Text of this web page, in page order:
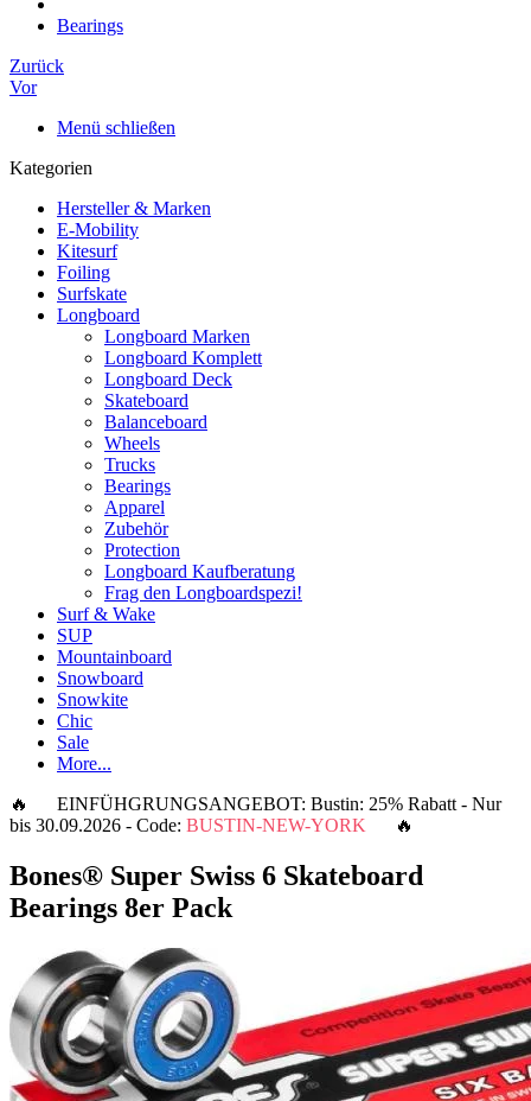
Bearings
Zurück
Vor
Menü schließen
Kategorien
Hersteller & Marken
E-Mobility
Kitesurf
Foiling
Surfskate
Longboard
Longboard Marken
Longboard Komplett
Longboard Deck
Skateboard
Balanceboard
Wheels
Trucks
Bearings
Apparel
Zubehör
Protection
Longboard Kaufberatung
Frag den Longboardspezi!
Surf & Wake
SUP
Mountainboard
Snowboard
Snowkite
Chic
Sale
More...
🔥 EINFÜHGRUNGSANGEBOT: Bustin: 25% Rabatt - Nur
bis 30.09.2026 - Code: BUSTIN-NEW-YORK 🔥
Bones® Super Swiss 6 Skateboard
Bearings 8er Pack